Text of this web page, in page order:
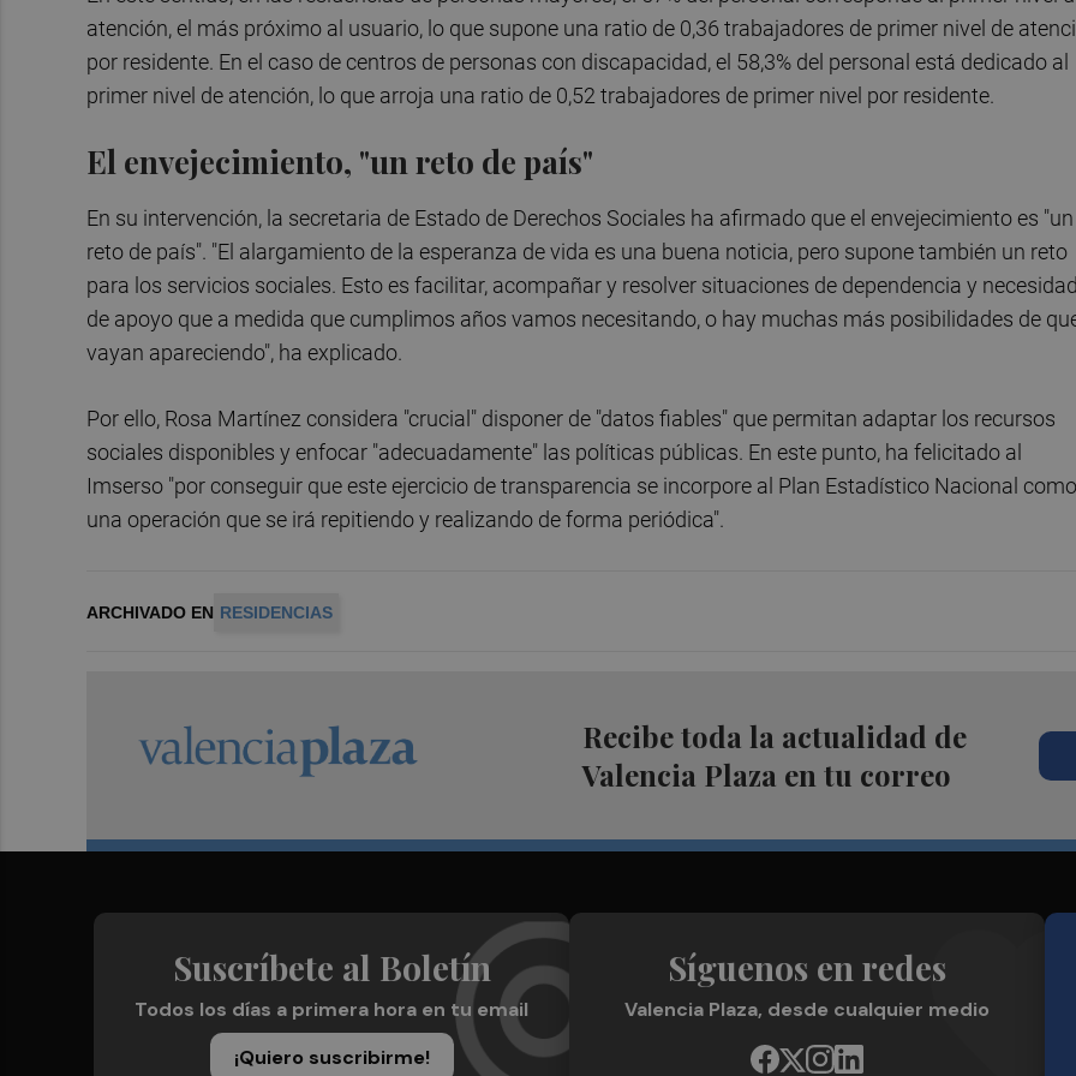
atención, el más próximo al usuario, lo que supone una ratio de 0,36 trabajadores de primer nivel de
por residente. En el caso de centros de personas con discapacidad, el 58,3% del personal está dedicado al
primer nivel de atención, lo que arroja una ratio de 0,52 trabajadores de primer nivel por residente.
El envejecimiento, "un reto de país"
En su intervención, la secretaria de Estado de Derechos Sociales ha afirmado que el envejecimiento es "un
reto de país". "El alargamiento de la esperanza de vida es una buena noticia, pero supone también un reto
para los servicios sociales. Esto es facilitar, acompañar y resolver situaciones de dependencia y
de apoyo que a medida que cumplimos años vamos necesitando, o hay muchas más posibilidades de
vayan apareciendo", ha explicado.
Por ello, Rosa Martínez considera "crucial" disponer de "datos fiables" que permitan adaptar los recursos
sociales disponibles y enfocar "adecuadamente" las políticas públicas. En este punto, ha felicitado al
Imserso "por conseguir que este ejercicio de transparencia se incorpore al Plan Estadístico Nacional como
una operación que se irá repitiendo y realizando de forma periódica".
ARCHIVADO EN RESIDENCIAS
Recibe toda la actualidad de
Valencia Plaza en tu correo
Suscríbete al Boletín
Todos los días a primera hora en tu email
¡Quiero suscribirme!
Síguenos en redes
Valencia Plaza, desde cualquier medio